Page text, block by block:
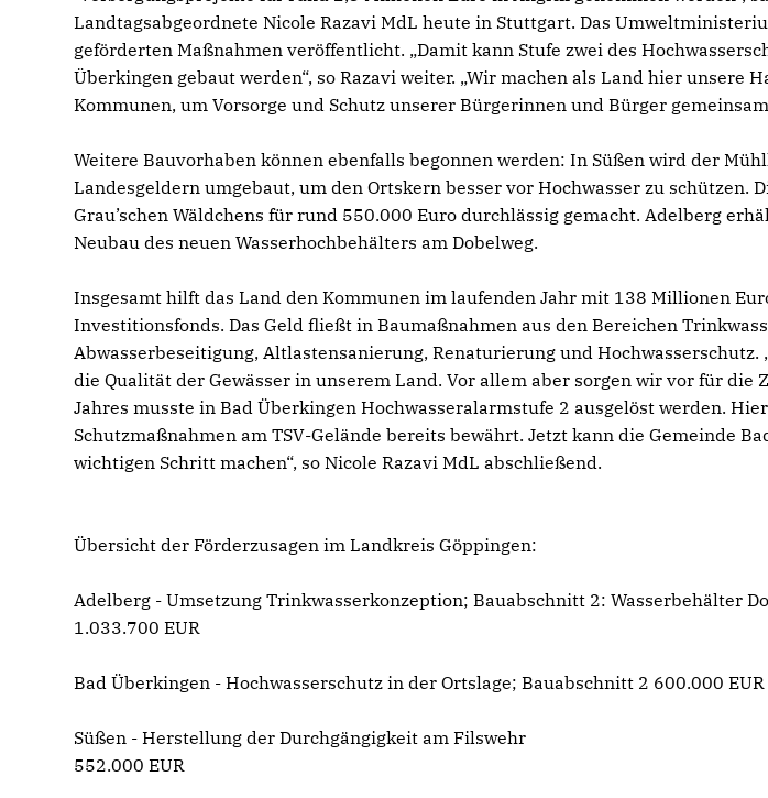
Landtagsabgeordnete Nicole Razavi MdL heute in Stuttgart. Das
geförderten Maßnahmen veröffentlicht. „Damit kann Stufe zwei des
Überkingen gebaut werden“, so Razavi weiter. „Wir machen als Land hier unsere
Kommunen, um Vorsorge und Schutz unserer Bürgerinnen und Bürger
Weitere Bauvorhaben können ebenfalls begonnen werden: In Süßen wird der
Landesgeldern umgebaut, um den Ortskern besser vor Hochwasser zu schützen.
Grau’schen Wäldchens für rund 550.000 Euro durchlässig gemacht. Adelberg
Neubau des neuen Wasserhochbehälters am Dobelweg.
Insgesamt hilft das Land den Kommunen im laufenden Jahr mit 138 Millionen
Investitionsfonds. Das Geld fließt in Baumaßnahmen aus den Bereichen
Abwasserbeseitigung, Altlastensanierung, Renaturierung und
die Qualität der Gewässer in unserem Land. Vor allem aber sorgen wir vor für die
Jahres musste in Bad Überkingen Hochwasseralarmstufe 2 ausgelöst werden.
Schutzmaßnahmen am TSV-Gelände bereits bewährt. Jetzt kann die Gemeinde
wichtigen Schritt machen“, so Nicole Razavi MdL abschließend.
Übersicht der Förderzusagen im Landkreis Göppingen:
Adelberg - Umsetzung Trinkwasserkonzeption; Bauabschnitt 2: Wasserbehälter
1.033.700 EUR
Bad Überkingen - Hochwasserschutz in der Ortslage; Bauabschnitt 2 600.000 EUR
Süßen - Herstellung der Durchgängigkeit am Filswehr
552.000 EUR